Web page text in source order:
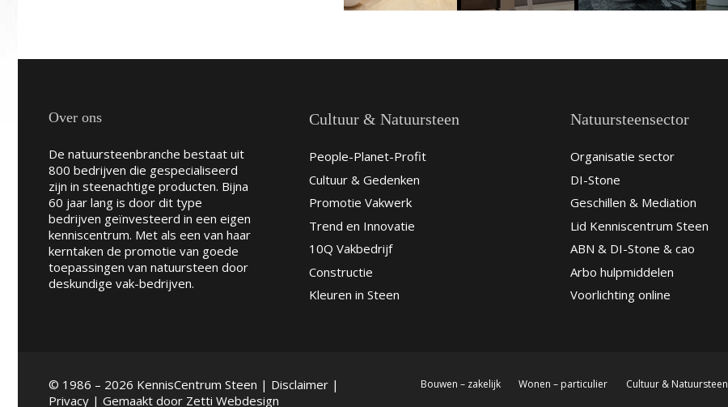
Over ons
De natuursteenbranche bestaat uit
800 bedrijven die gespecialiseerd
zijn in steenachtige producten. Bijna
60 jaar lang is door dit type
bedrijven geïnvesteerd in een eigen
kenniscentrum. Met als een van haar
kerntaken de promotie van goede
toepassingen van natuursteen door
deskundige vak-bedrijven.
Cultuur & Natuursteen
People-Planet-Profit
Cultuur & Gedenken
Promotie Vakwerk
Trend en Innovatie
10Q Vakbedrijf
Constructie
Kleuren in Steen
Natuursteensector
Organisatie sector
DI-Stone
Geschillen & Mediation
Lid Kenniscentrum Steen
ABN & DI-Stone & cao
Arbo hulpmiddelen
Voorlichting online
© 1986 – 2026 KennisCentrum Steen | Disclaimer|
Privacy| Gemaakt door Zetti Webdesign
Bouwen – zakelijk Wonen – particulier Cultuur & Natuursteen